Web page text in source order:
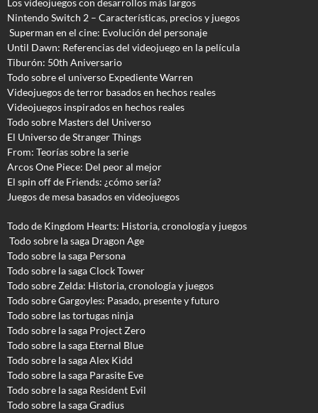
Los videojuegos con desarrollos más largos
Nintendo Switch 2 – Características, precios y juegos
Superman en el cine: Evolución del personaje
Until Dawn: Referencias del videojuego en la película
Tiburón: 50th Aniversario
Todo sobre el universo Expediente Warren
Videojuegos de terror basados en hechos reales
Videojuegos inspirados en hechos reales
Todo sobre Masters del Universo
El Universo de Stranger Things
From: Teorías sobre la serie
Arcos One Piece: Del peor al mejor
El spin off de Friends: ¿cómo sería?
Juegos de mesa basados en videojuegos
Todo de Kingdom Hearts: Historia, cronología y juegos
Todo sobre la saga Dragon Age
Todo sobre la saga Persona
Todo sobre la saga Clock Tower
Todo sobre Zelda: Historia, cronología y juegos
Todo sobre Gargoyles: Pasado, presente y futuro
Todo sobre las tortugas ninja
Todo sobre la saga Project Zero
Todo sobre la saga Eternal Blue
Todo sobre la saga Alex Kidd
Todo sobre la saga Parasite Eve
Todo sobre la saga Resident Evil
Todo sobre la saga Gradius